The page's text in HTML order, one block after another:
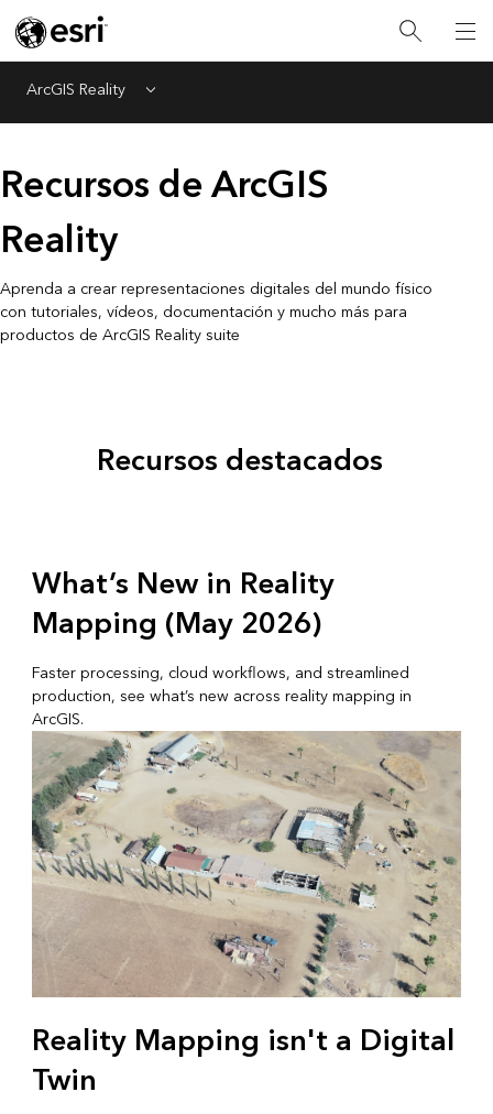
ArcGIS Reality Menu
Recursos de ArcGIS
Reality
Aprenda a crear representaciones digitales del mundo físico
con tutoriales, vídeos, documentación y mucho más para
productos de ArcGIS Reality suite
Recursos destacados
What’s New in Reality
Mapping (May 2026)
Faster processing, cloud workflows, and streamlined
production, see what’s new across reality mapping in
ArcGIS.
Reality Mapping isn't a Digital
Twin